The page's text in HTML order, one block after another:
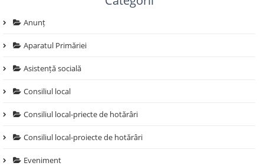
Anunț
Aparatul Primăriei
Asistență socială
Consiliul local
Consiliul local-priecte de hotărâri
Consiliul local-proiecte de hotărâri
Eveniment